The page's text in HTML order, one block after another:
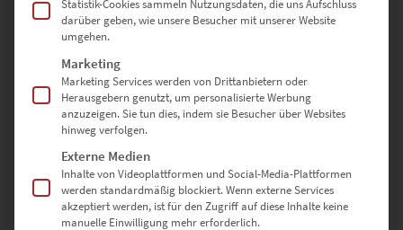
SCHREIBE DIE ERSTE BEWERTUNG FÜR „EZ00899 PLANET
SYSTEMRELEVANZ“
Deine E-Mail-Adresse wird nicht veröffentlicht.
Erforderliche Felder sind mit
DEINE BEWERTUNG
Statistik-Cookies sammeln Nutzungsdaten, die uns Aufschluss
darüber geben, wie unsere Besucher mit unserer Website
umgehen.
Marketing
Marketing Services werden von Drittanbietern oder
Herausgebern genutzt, um personalisierte Werbung
anzuzeigen. Sie tun dies, indem sie Besucher über Websites
hinweg verfolgen.
Externe Medien
Inhalte von Videoplattformen und Social-Media-Plattformen
werden standardmäßig blockiert. Wenn externe Services
akzeptiert werden, ist für den Zugriff auf diese Inhalte keine
manuelle Einwilligung mehr erforderlich.